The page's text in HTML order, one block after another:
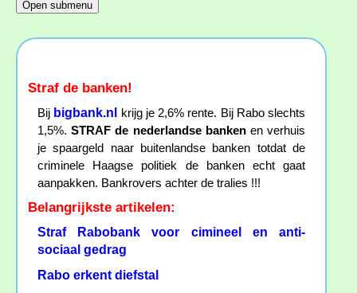
Straf de banken!
Bij bigbank.nl
krijg je 2,6% rente. Bij Rabo slechts
1,5%.STRAF de nederlandse bankenen verhuis
je spaargeld naar buitenlandse banken totdat de
criminele Haagse politiek de banken echt gaat
aanpakken. Bankrovers achter de tralies !!!
Belangrijkste artikelen:
Straf Rabobank voor cimineel en anti-
sociaal gedrag
Rabo erkent diefstal